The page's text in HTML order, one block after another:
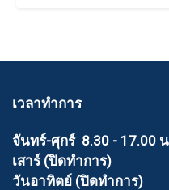
เวลาทำการ
จันทร์-ศุกร์ 8.30 - 17.00
เสาร์ (ปิดทำการ)
วันอาทิตย์ (ปิดทำการ)